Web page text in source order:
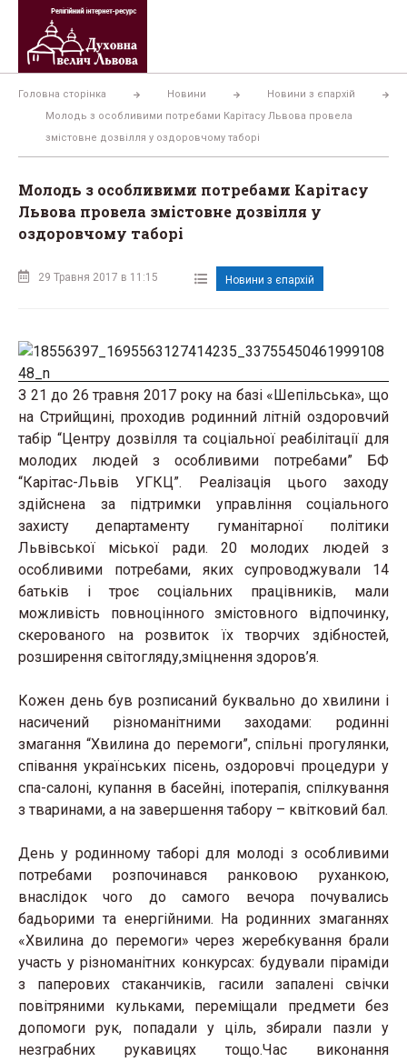
Перейти
вмісту
Головна сторінка Новини
Новини з єпархій
Молодь з особливими потребами Карітасу Львова провела
змістовне дозвілля у оздоровчому таборі
Молодь з особливими потребами Карітасу
Львова провела змістовне дозвілля у
оздоровчому таборі
29 Травня 2017 в 11:15 Новини з єпархій
З 21 до 26 травня 2017 року на базі «Шепільська», що
на Стрийщині, проходив родинний літній оздоровчий
табір “Центру дозвілля та соціальної реабілітації для
молодих людей з особливими потребами” БФ
“Карітас-Львів УГКЦ”. Реалізація цього заходу
здійснена за підтримки управління соціального
захисту департаменту гуманітарної політики
Львівської міської ради. 20 молодих людей з
особливими потребами, яких супроводжували 14
батьків і троє соціальних працівників, мали
можливість повноцінного змістовного відпочинку,
скерованого на розвиток їх творчих здібностей,
розширення світогляду,зміцнення здоров’я.
Кожен день був розписаний буквально до хвилини і
насичений різноманітними заходами: родинні
змагання “Хвилина до перемоги”, спільні прогулянки,
співання українських пісень, оздоровчі процедури у
спа-салоні, купання в басейні, іпотерапія, спілкування
з тваринами, а на завершення табору – квітковий бал.
День у родинному таборі для молоді з особливими
потребами розпочинався ранковою руханкою,
внаслідок чого до самого вечора почувались
бадьорими та енергійними. На родинних змаганнях
«Хвилина до перемоги» через жеребкування брали
участь у різноманітних конкурсах: будували піраміди
з паперових стаканчиків, гасили запалені свічки
повітряними кульками, переміщали предмети без
допомоги рук, попадали у ціль, збирали пазли у
незграбних рукавицях тощо.Час виконання